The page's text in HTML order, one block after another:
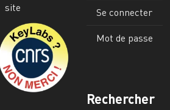
site
Image
Se connecter
Mot de passe
Rechercher